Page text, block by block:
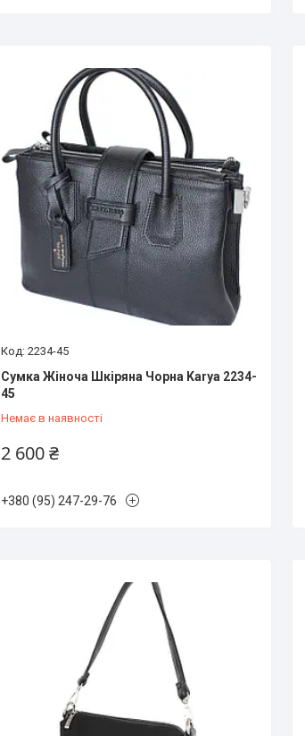
2234-45
Сумка Жіноча Шкіряна Чорна Karya 2234-
45
Немає в наявності
2 600 ₴
+380 (95) 247-29-76